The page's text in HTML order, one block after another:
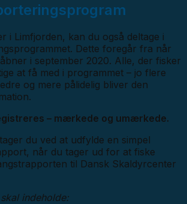
i Limfjorden, kan du også deltage i
Dette foregår fra når
i september 2020. Alle, der fisker
at få med i programmet – jo flere
og mere pålidelig bliver den
– mærkede og umærkede.
du ved at udfylde en simpel
når du tager ud for at fiske
til Dansk Skaldyrcenter
indeholde: